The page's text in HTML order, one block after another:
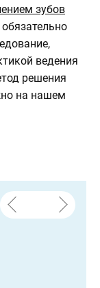
зубов
ведения
решения
на нашем